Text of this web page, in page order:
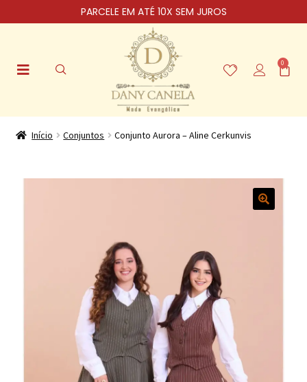
PARCELE EM ATÉ 10X SEM JUROS
0
Início Conjuntos Conjunto Aurora – Aline Cerkunvis